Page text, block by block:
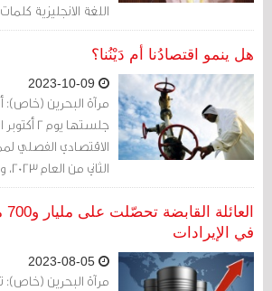
اللغة الانجليزية
الأصلي.
هل ينمو اقتصادُنا أم دَيْنُنا؟
مرآة البحرين (خاص):
جلستها يوم
الاقتصادي الفصلي
سجل نمواً إجمالياً
في الإيرادات
مرآة البحرين